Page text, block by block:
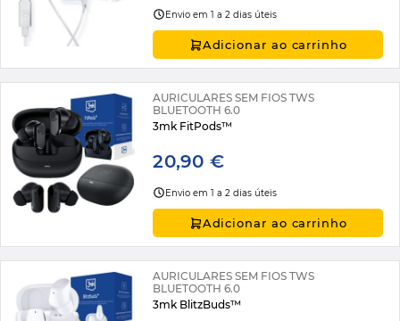
Envio em 1 a 2 dias úteis
Adicionar ao carrinho
AURICULARES SEM FIOS TWS
BLUETOOTH 6.0
3mk FitPods™
20,90 €
Envio em 1 a 2 dias úteis
Adicionar ao carrinho
AURICULARES SEM FIOS TWS
BLUETOOTH 6.0
3mk BlitzBuds™